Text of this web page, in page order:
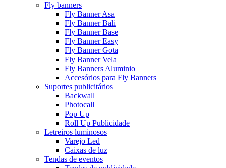
Fly banners
Fly Banner Asa
Fly Banner Bali
Fly Banner Base
Fly Banner Easy
Fly Banner Gota
Fly Banner Vela
Fly Banners Aluminio
Accesórios para Fly Banners
Suportes publicitários
Backwall
Photocall
Pop Up
Roll Up Publicidade
Letreiros luminosos
Varejo Led
Caixas de luz
Tendas de eventos